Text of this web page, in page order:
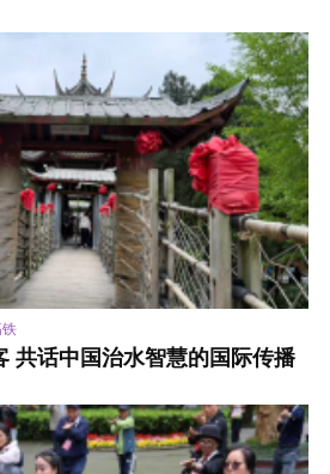
共话中国治水智慧的国际传播